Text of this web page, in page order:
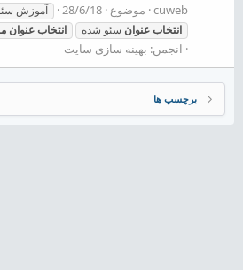
cuweb موضوع 28/6/18 آموزش
انتخابعنوان سئو شده انتخابعنوان
انجمن: بهینه سازی سایت
برچسپ ها